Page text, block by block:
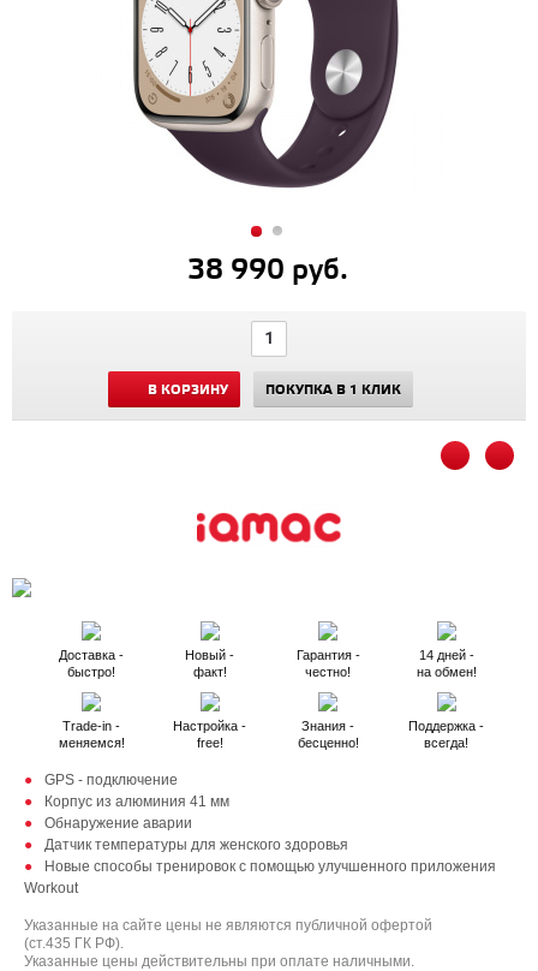
38 990 руб.
В КОРЗИНУ ПОКУПКА В 1 КЛИК
Доставка -
быстро!
Новый -
факт!
Гарантия -
честно!
14 дней -
на обмен!
Trade-in -
меняемся!
Настройка -
free!
Знания -
бесценно!
Поддержка -
всегда!
GPS - подключение
Корпус из алюминия 41 мм
Обнаружение аварии
Датчик температуры для женского здоровья
Новые способы тренировок с помощью улучшенного приложения
Workout
Указанные на сайте цены не являются публичной офертой
(ст.435 ГК РФ).
Указанные цены действительны при оплате наличными.